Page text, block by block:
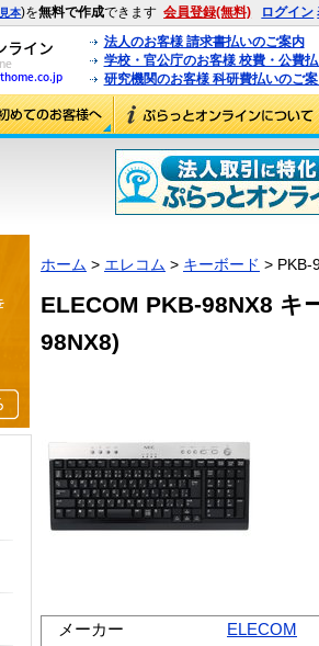
見本)を無料で作成できます 会員登録(無料) ログイン
法人のお客様 請求書払いのご案内
学校・官公庁のお客様 校費・公費
研究機関のお客様 科研費払いのご
ホーム > エレコム > キーボード > PKB-
ELECOM PKB-98NX8 キ
98NX8)
メーカー
ELECOM